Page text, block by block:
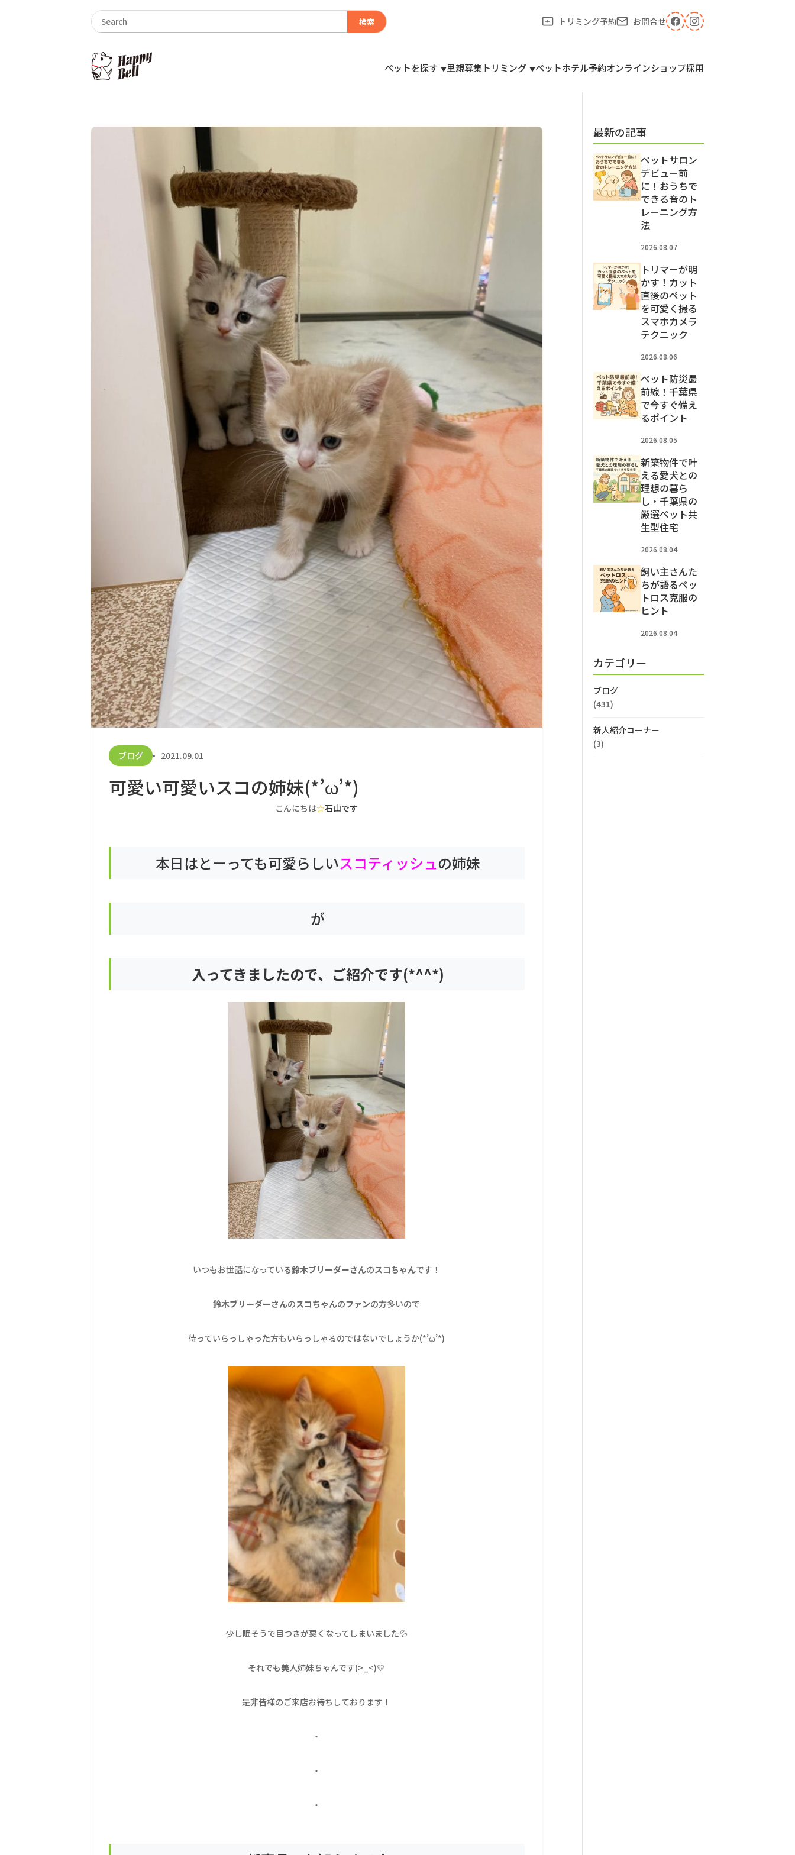
検索 トリミング予約 お問合せ
ペットを探す 里親募集トリミング ペットホテル予約オンラインショップ採用
ブログ 2021.09.01
可愛い可愛いスコの姉妹(*’ω’*)
こんにちは☆石山です
本日はとーっても可愛らしいスコティッシュの姉妹
が
入ってきましたので、ご紹介です(*^^*)
いつもお世話になっている鈴木ブリーダーさんのスコちゃんです！
鈴木ブリーダーさんのスコちゃんのファンの方多いので
待っていらっしゃった方もいらっしゃるのではないでしょうか(*’ω’*)
少し眠そうで目つきが悪くなってしまいました💦
それでも美人姉妹ちゃんです(>_<)💛
是非皆様のご来店お待ちしております！
・
・
・
最新の記事
ペットサロン
デビュー前
に！おうちで
できる音のト
レーニング方
法
2026.08.07
トリマーが明
かす！カット
直後のペット
を可愛く撮る
スマホカメラ
テクニック
2026.08.06
ペット防災最
前線！千葉県
で今すぐ備え
るポイント
2026.08.05
新築物件で叶
える愛犬との
理想の暮ら
し・千葉県の
厳選ペット共
生型住宅
2026.08.04
飼い主さんた
ちが語るペッ
トロス克服の
ヒント
2026.08.04
カテゴリー
ブログ
(431)
新人紹介コーナー
(3)